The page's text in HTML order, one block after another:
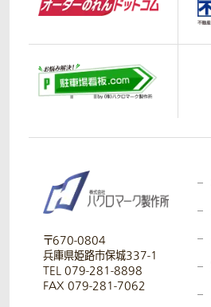
〒670-0804
兵庫県姫路市保城337-1
TEL 079-281-8898
FAX 079-281-7062